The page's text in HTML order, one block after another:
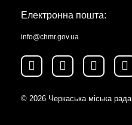
Електронна пошта:
info@chmr.gov.ua
© 2026 Черкаська міська рада